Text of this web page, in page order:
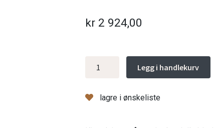
kr2 924,00
antall
Legg i handlekurv
lagre i ønskeliste